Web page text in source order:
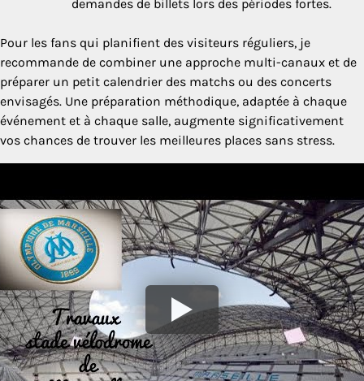
demandes de billets lors des périodes fortes.
Pour les fans qui planifient des visiteurs réguliers, je
recommande de combiner une approche multi-canaux et de
préparer un petit calendrier des matchs ou des concerts
envisagés. Une préparation méthodique, adaptée à chaque
événement et à chaque salle, augmente significativement
vos chances de trouver les meilleures places sans stress.